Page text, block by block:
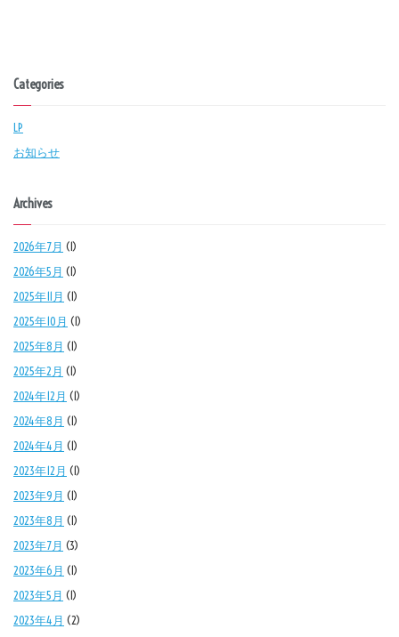
Categories
LP
お知らせ
Archives
2026年7月 (1)
2026年5月 (1)
2025年11月 (1)
2025年10月 (1)
2025年8月 (1)
2025年2月 (1)
2024年12月 (1)
2024年8月 (1)
2024年4月 (1)
2023年12月 (1)
2023年9月 (1)
2023年8月 (1)
2023年7月 (3)
2023年6月 (1)
2023年5月 (1)
2023年4月 (2)